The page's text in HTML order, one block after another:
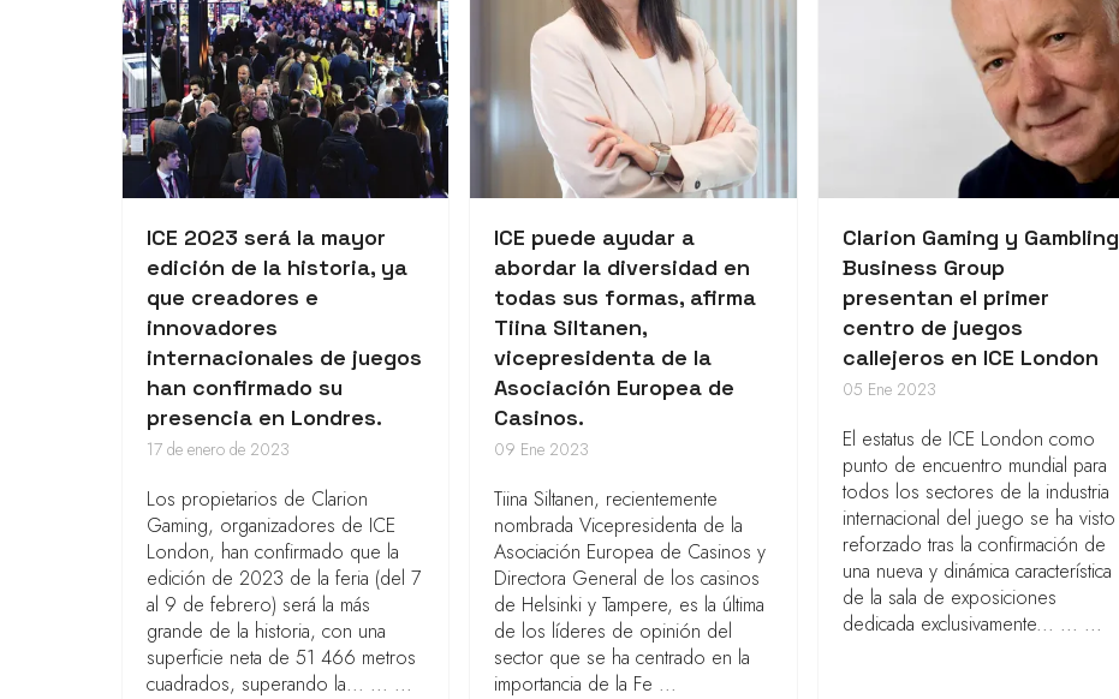
ICE 2023 será la mayor
edición de la historia, ya
que creadores e
innovadores
internacionales de juegos
han confirmado su
presencia en Londres.
17 de enero de 2023
Los propietarios de Clarion
Gaming, organizadores de ICE
London, han confirmado que la
edición de 2023 de la feria (del 7
al 9 de febrero) será la más
grande de la historia, con una
superficie neta de 51 466 metros
cuadrados, superando la... ... ...
ICE puede ayudar a
abordar la diversidad en
todas sus formas, afirma
Tiina Siltanen,
vicepresidenta de la
Asociación Europea de
Casinos.
09 Ene 2023
Tiina Siltanen, recientemente
nombrada Vicepresidenta de la
Asociación Europea de Casinos y
Directora General de los casinos
de Helsinki y Tampere, es la última
de los líderes de opinión del
sector que se ha centrado en la
importancia de la Fe ...
Clarion Gaming y Gambling
Business Group
presentan el primer
centro de juegos
callejeros en ICE London
05 Ene 2023
El estatus de ICE London como
punto de encuentro mundial para
todos los sectores de la industria
internacional del juego se ha visto
reforzado tras la confirmación de
una nueva y dinámica característica
de la sala de exposiciones
dedicada exclusivamente... ... ...